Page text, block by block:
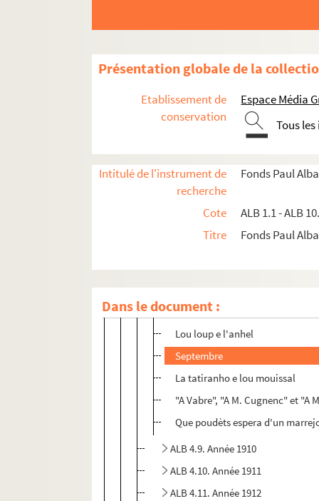
Présentation globale de la
Etablissement de
conservation
Espace Média
Tous
Intitulé de l'instrument de
recherche
Fonds Paul
Cote
ALB 1.1 - ALB
Titre
Fonds Paul
Dans le document :
ALB 4.7. Année 1908
Lou petassou e lou diable
Lous gous que daissou par
Passejado amourouso
Tristesso
Lou loup e l'anhel
Septembre
La tatiranho e lou mouissal
"A Vabre", "A M. Cugnenc" et "A
Que poudèts espera d'un
ALB 4.9. Année 1910
ALB 4.10. Année 1911
ALB 4.11. Année 1912